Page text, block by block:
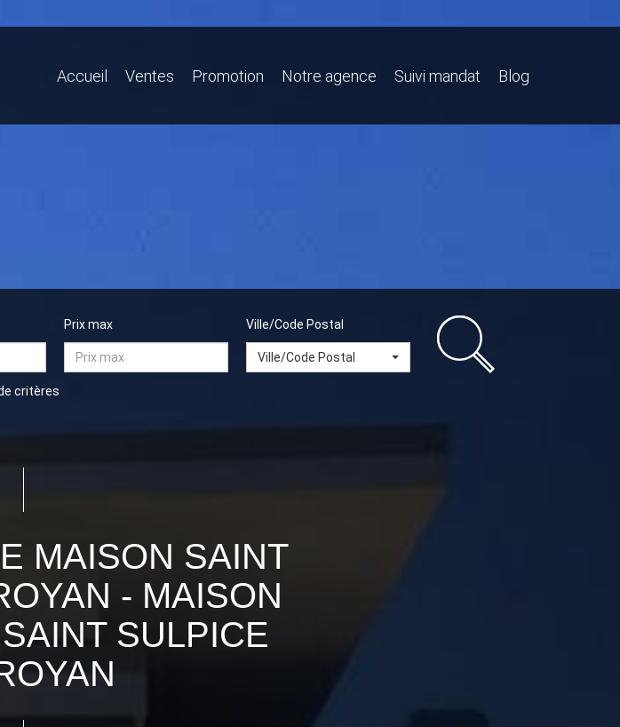
Accueil Ventes Promotion Notre agence Suivi mandat Blog
Prix max Ville/Code Postal
Ville/Code Postal
critères
MAISON SAINT
- MAISON
SULPICE